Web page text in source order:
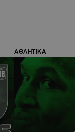
ΑΘΛΗΤΙΚΑ